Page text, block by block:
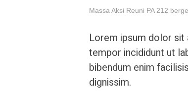
Massa Aksi Reuni PA 212
Lorem ipsum dolor
tempor incididunt ut
bibendum enim
dignissim.